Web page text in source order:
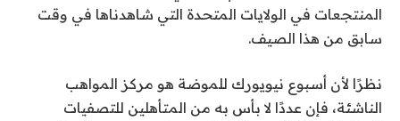
المنتجعات في الولايات المتحدة التي شاهدناها في وقت
سابق من هذا الصيف.
نظرًا لأن أسبوع نيويورك للموضة هو مركز المواهب
الناشئة، فإن عددًا لا بأس به من المتأهلين للتصفيات